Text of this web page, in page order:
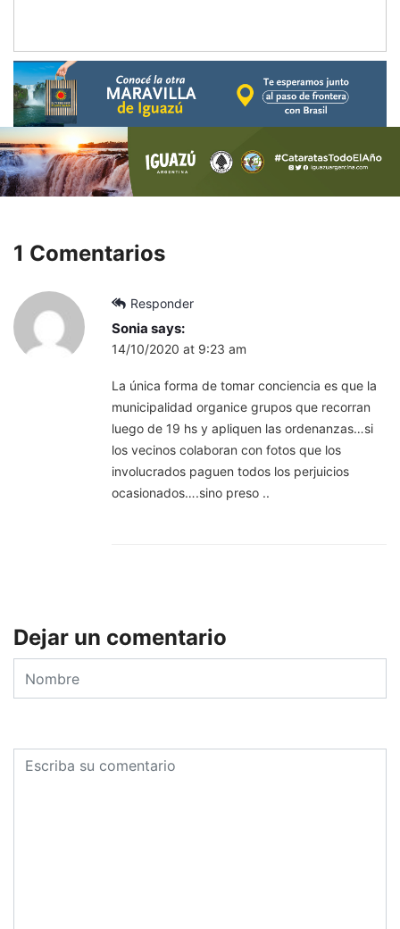
1 Comentarios
Responder
Sonia says:
14/10/2020 at 9:23 am
La única forma de tomar conciencia es que la
municipalidad organice grupos que recorran
luego de 19 hs y apliquen las ordenanzas…si
los vecinos colaboran con fotos que los
involucrados paguen todos los perjuicios
ocasionados….sino preso ..
Dejar un comentario